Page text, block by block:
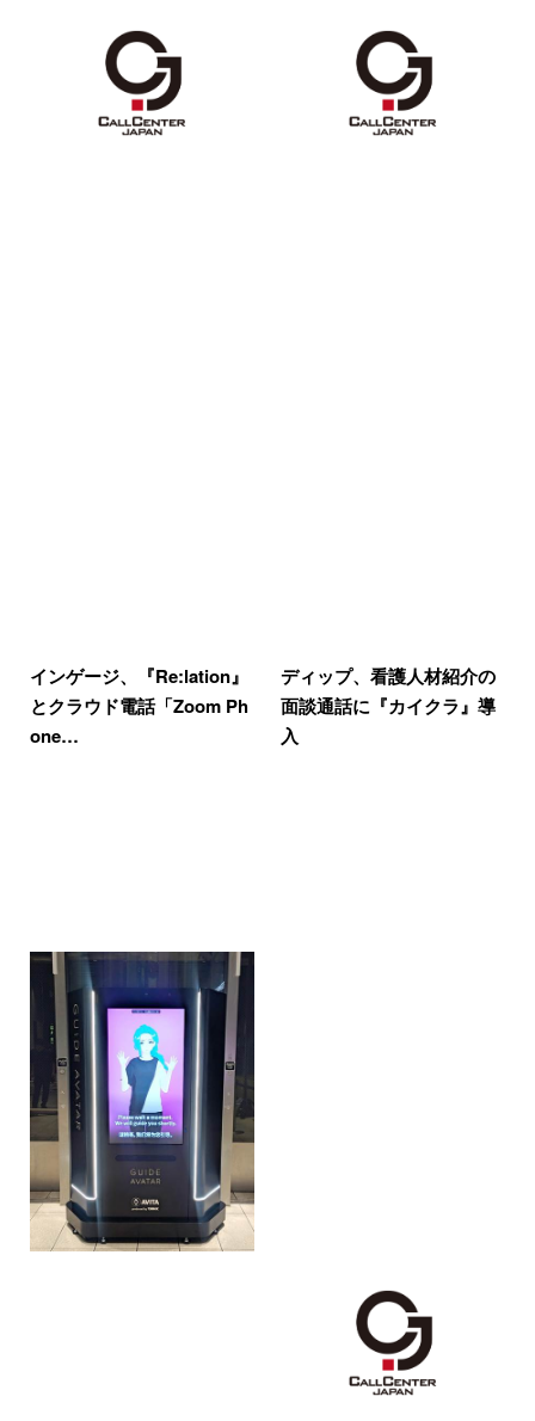
インゲージ、『Re:lation』
とクラウド電話「Zoom Ph
one…
ディップ、看護人材紹介の
面談通話に『カイクラ』導
入